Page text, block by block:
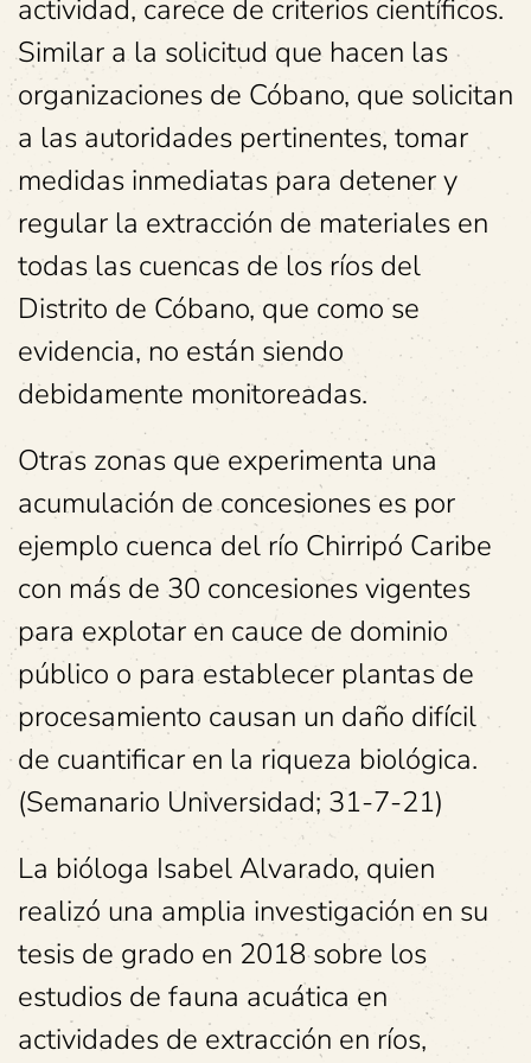
actividad, carece de criterios científicos.
Similar a la solicitud que hacen las
organizaciones de Cóbano, que solicitan
a las autoridades pertinentes, tomar
medidas inmediatas para detener y
regular la extracción de materiales en
todas las cuencas de los ríos del
Distrito de Cóbano, que como se
evidencia, no están siendo
debidamente monitoreadas.
Otras zonas que experimenta una
acumulación de concesiones es por
ejemplo cuenca del río Chirripó Caribe
con más de 30 concesiones vigentes
para explotar en cauce de dominio
público o para establecer plantas de
procesamiento causan un daño difícil
de cuantificar en la riqueza biológica.
(Semanario Universidad; 31-7-21)
La bióloga Isabel Alvarado, quien
realizó una amplia investigación en su
tesis de grado en 2018 sobre los
estudios de fauna acuática en
actividades de extracción en ríos,